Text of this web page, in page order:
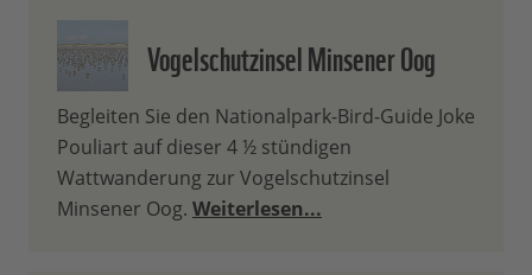
Vogelschutzinsel Minsener Oog
Begleiten Sie den Nationalpark-Bird-Guide Joke
Pouliart auf dieser 4 ½ stündigen
Wattwanderung zur Vogelschutzinsel
Minsener Oog. Weiterlesen...